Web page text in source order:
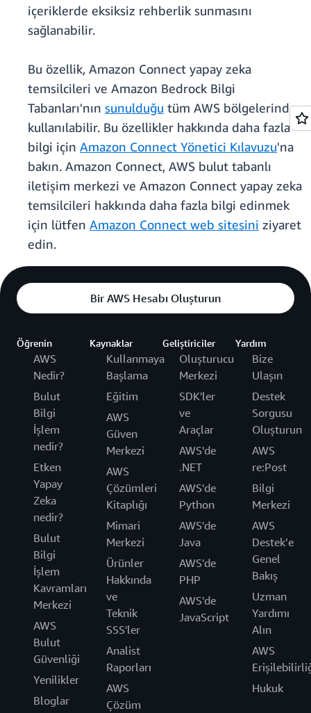
içeriklerde eksiksiz rehberlik sunmasını
sağlanabilir.
Bu özellik, Amazon Connect yapay zeka
temsilcileri ve Amazon Bedrock Bilgi
Tabanları'nın sunulduğu tüm AWS bölgelerinde
kullanılabilir. Bu özellikler hakkında daha fazla
bilgi için Amazon Connect Yönetici Kılavuzu'na
bakın. Amazon Connect, AWS bulut tabanlı
iletişim merkezi ve Amazon Connect yapay zeka
temsilcileri hakkında daha fazla bilgi edinmek
için lütfen Amazon Connect web sitesini ziyaret
edin.
Bir AWS Hesabı Oluşturun
Öğrenin
AWS
Nedir?
Bulut
Bilgi
İşlem
nedir?
Etken
Yapay
Zeka
nedir?
Bulut
Bilgi
İşlem
Kavramları
Merkezi
AWS
Bulut
Güvenliği
Yenilikler
Bloglar
Kaynaklar
Kullanmaya
Başlama
Eğitim
AWS
Güven
Merkezi
AWS
Çözümleri
Kitaplığı
Mimari
Merkezi
Ürünler
Hakkında
ve
Teknik
SSS'ler
Analist
Raporları
AWS
Çözüm
Geliştiriciler
Oluşturucu
Merkezi
SDK'ler
ve
Araçlar
AWS'de
.NET
AWS'de
Python
AWS'de
Java
AWS'de
PHP
AWS'de
JavaScript
Yardım
Bize
Ulaşın
Destek
Sorgusu
Oluşturun
AWS
re:Post
Bilgi
Merkezi
AWS
Destek’e
Genel
Bakış
Uzman
Yardımı
Alın
AWS
Hukuk